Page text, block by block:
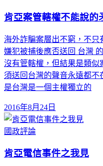
肯亞案管轄權不能說的
海外詐騙案層出不窮，不
嫌犯被捕後應否送回 台灣
沒有管轄權，但結果是類
須送回台灣的聲音永遠都
是台灣是一個主權獨立的
2016年8月24日
國政評論
肯亞電信事件之我見